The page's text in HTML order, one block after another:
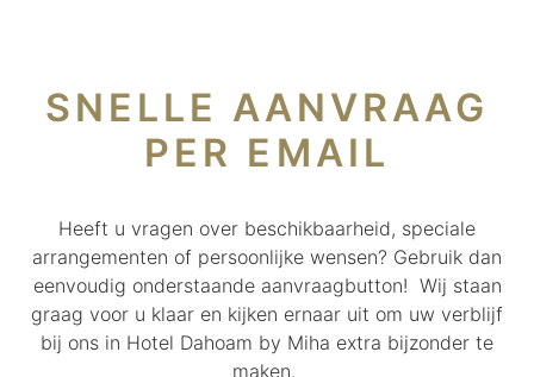
SNELLE AANVRAAG
PER EMAIL
Heeft u vragen over beschikbaarheid, speciale
arrangementen of persoonlijke wensen? Gebruik dan
eenvoudig onderstaande aanvraagbutton! Wij staan
graag voor u klaar en kijken ernaar uit om uw verblijf
bij ons in Hotel Dahoam by Miha extra bijzonder te
maken.